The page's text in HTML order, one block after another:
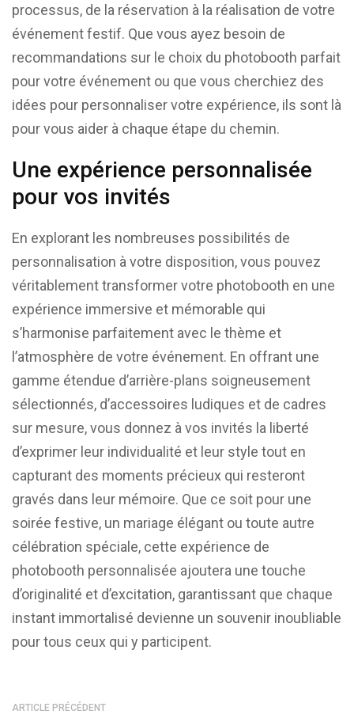
processus, de la réservation à la réalisation de votre
événement festif. Que vous ayez besoin de
recommandations sur le choix du photobooth parfait
pour votre événement ou que vous cherchiez des
idées pour personnaliser votre expérience, ils sont là
pour vous aider à chaque étape du chemin.
Une expérience personnalisée
pour vos invités
En explorant les nombreuses possibilités de
personnalisation à votre disposition, vous pouvez
véritablement transformer votre photobooth en une
expérience immersive et mémorable qui
s’harmonise parfaitement avec le thème et
l’atmosphère de votre événement. En offrant une
gamme étendue d’arrière-plans soigneusement
sélectionnés, d’accessoires ludiques et de cadres
sur mesure, vous donnez à vos invités la liberté
d’exprimer leur individualité et leur style tout en
capturant des moments précieux qui resteront
gravés dans leur mémoire. Que ce soit pour une
soirée festive, un mariage élégant ou toute autre
célébration spéciale, cette expérience de
photobooth personnalisée ajoutera une touche
d’originalité et d’excitation, garantissant que chaque
instant immortalisé devienne un souvenir inoubliable
pour tous ceux qui y participent.
ARTICLE PRÉCÉDENT